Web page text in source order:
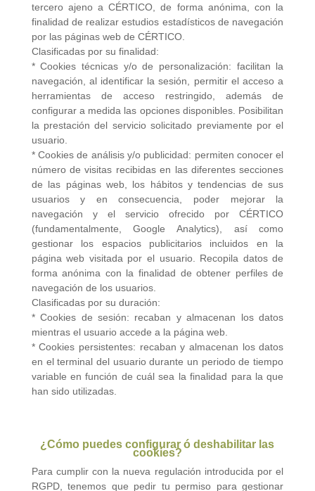
tercero ajeno a CÉRTICO, de forma anónima, con la
finalidad de realizar estudios estadísticos de navegación
por las páginas web de CÉRTICO.
Clasificadas por su finalidad:
* Cookies técnicas y/o de personalización: facilitan la
navegación, al identificar la sesión, permitir el acceso a
herramientas de acceso restringido, además de
configurar a medida las opciones disponibles. Posibilitan
la prestación del servicio solicitado previamente por el
usuario.
* Cookies de análisis y/o publicidad: permiten conocer el
número de visitas recibidas en las diferentes secciones
de las páginas web, los hábitos y tendencias de sus
usuarios y en consecuencia, poder mejorar la
navegación y el servicio ofrecido por CÉRTICO
(fundamentalmente, Google Analytics), así como
gestionar los espacios publicitarios incluidos en la
página web visitada por el usuario. Recopila datos de
forma anónima con la finalidad de obtener perfiles de
navegación de los usuarios.
Clasificadas por su duración:
* Cookies de sesión: recaban y almacenan los datos
mientras el usuario accede a la página web.
* Cookies persistentes: recaban y almacenan los datos
en el terminal del usuario durante un periodo de tiempo
variable en función de cuál sea la finalidad para la que
han sido utilizadas.
¿Cómo puedes configurar ó deshabilitar las
cookies?
Para cumplir con la nueva regulación introducida por el
RGPD, tenemos que pedir tu permiso para gestionar